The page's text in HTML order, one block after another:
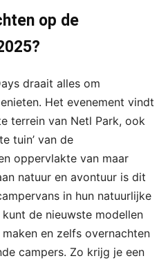
op de
draait alles om
Het evenement vindt
terrein van Netl Park, ook
tuin’ van de
oppervlakte van maar
natuur en avontuur is dit
in hun natuurlijke
de nieuwste modellen
en zelfs overnachten
campers. Zo krijg je een